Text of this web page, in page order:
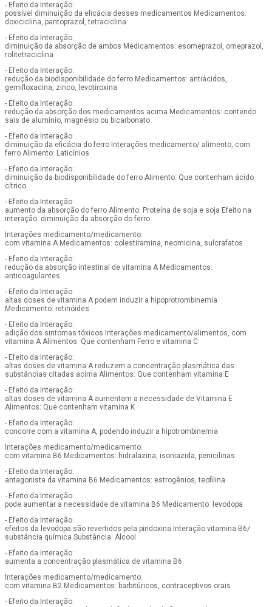
- Efeito da Interação:
possível diminuição da eficácia desses medicamentos Medicamentos:
doxiciclina, pantoprazol, tetraciclina
- Efeito da Interação:
diminuição da absorção de ambos Medicamentos: esomeprazol, omeprazol,
rolitetraciclina
- Efeito da Interação:
redução da biodisponibilidade do ferro Medicamentos: antiácidos,
gemifloxacina, zinco, levotiroxina
- Efeito da Interação:
redução da absorção dos medicamentos acima Medicamentos: contendo
sais de alumínio, magnésio ou bicarbonato
- Efeito da Interação:
diminuição da eficácia do ferro Interações medicamento/ alimento, com
ferro Alimento: Laticínios
- Efeito da Interação:
diminuição da biodisponibilidade do ferro Alimento: Que contenham ácido
cítrico
- Efeito da Interação:
aumento da absorção do ferro Alimento: Proteína de soja e soja Efeito na
interação: diminuição da absorção do ferro
Interações medicamento/medicamento:
com vitamina A Medicamentos: colestiramina, neomicina, sulcrafatos
- Efeito da Interação:
redução da absorção intestinal de vitamina A Medicamentos:
anticoagulantes
- Efeito da Interação:
altas doses de vitamina A podem induzir a hipoprotrombinemia
Medicamento: retinóides
- Efeito da Interação:
adição dos sintomas tóxicos Interações medicamento/alimentos, com
vitamina A Alimentos: Que contenham Ferro e vitamina C
- Efeito da Interação:
altas doses de vitamina A reduzem a concentração plasmática das
substâncias citadas acima Alimentos: Que contenham vitamina E
- Efeito da Interação:
altas doses de vitamina A aumentam a necessidade de Vitamina E
Alimentos: Que contenham vitamina K
- Efeito da Interação:
concorre com a vitamina A, podendo induzir a hipotrombinemia
Interações medicamento/medicamento:
com vitamina B6 Medicamentos: hidralazina, isoniazida, penicilinas
- Efeito da Interação:
antagonista da vitamina B6 Medicamentos: estrogênios, teofilina
- Efeito da Interação:
pode aumentar a necessidade de vitamina B6 Medicamento: levodopa
- Efeito da Interação:
efeitos da levodopa são revertidos pela piridoxina Interação vitamina B6/
substância química Substância: Álcool
- Efeito da Interação:
aumenta a concentração plasmática de vitamina B6
Interações medicamento/medicamento:
com vitamina B2 Medicamentos: barbitúricos, contraceptivos orais
- Efeito da Interação: